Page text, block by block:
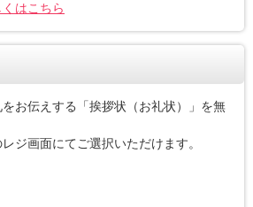
はこちら
お伝えする「挨拶状（お礼状）」を無
ジ画面にてご選択いただけます。